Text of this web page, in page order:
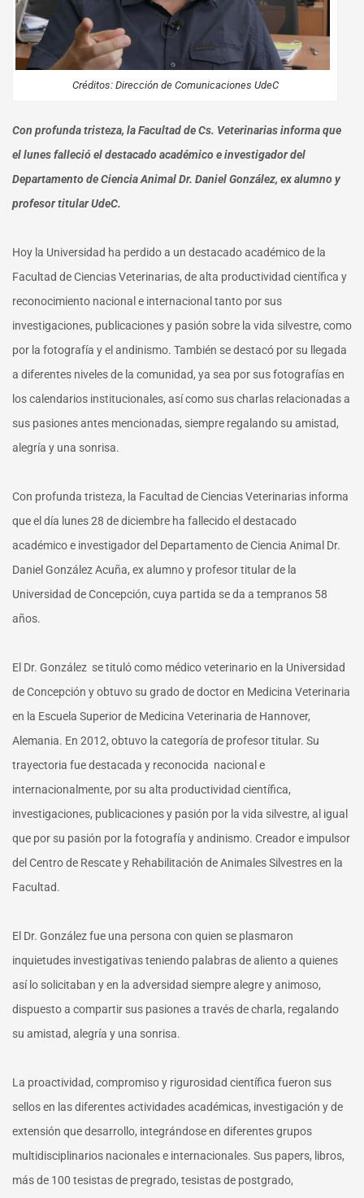
Créditos: Dirección de Comunicaciones UdeC
Con profunda tristeza, la Facultad de Cs. Veterinarias informa que
el lunes falleció el destacado académico e investigador del
Departamento de Ciencia Animal Dr. Daniel González, ex alumno y
profesor titular UdeC.
Hoy la Universidad ha perdido a un destacado académico de la
Facultad de Ciencias Veterinarias, de alta productividad científica y
reconocimiento nacional e internacional tanto por sus
investigaciones, publicaciones y pasión sobre la vida silvestre, como
por la fotografía y el andinismo. También se destacó por su llegada
a diferentes niveles de la comunidad, ya sea por sus fotografías en
los calendarios institucionales, así como sus charlas relacionadas a
sus pasiones antes mencionadas, siempre regalando su amistad,
alegría y una sonrisa.
Con profunda tristeza, la Facultad de Ciencias Veterinarias informa
que el día lunes 28 de diciembre ha fallecido el destacado
académico e investigador del Departamento de Ciencia Animal Dr.
Daniel González Acuña, ex alumno y profesor titular de la
Universidad de Concepción, cuya partida se da a tempranos 58
años.
El Dr. González se tituló como médico veterinario en la Universidad
de Concepción y obtuvo su grado de doctor en Medicina Veterinaria
en la Escuela Superior de Medicina Veterinaria de Hannover,
Alemania. En 2012, obtuvo la categoría de profesor titular. Su
trayectoria fue destacada y reconocida nacional e
internacionalmente, por su alta productividad científica,
investigaciones, publicaciones y pasión por la vida silvestre, al igual
que por su pasión por la fotografía y andinismo. Creador e impulsor
del Centro de Rescate y Rehabilitación de Animales Silvestres en la
Facultad.
El Dr. González fue una persona con quien se plasmaron
inquietudes investigativas teniendo palabras de aliento a quienes
así lo solicitaban y en la adversidad siempre alegre y animoso,
dispuesto a compartir sus pasiones a través de charla, regalando
su amistad, alegría y una sonrisa.
La proactividad, compromiso y rigurosidad científica fueron sus
sellos en las diferentes actividades académicas, investigación y de
extensión que desarrollo, integrándose en diferentes grupos
multidisciplinarios nacionales e internacionales. Sus papers, libros,
más de 100 tesistas de pregrado, tesistas de postgrado,